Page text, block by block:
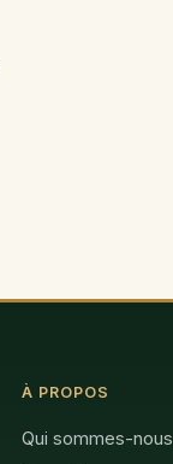
À PROPOS
Qui sommes-nous